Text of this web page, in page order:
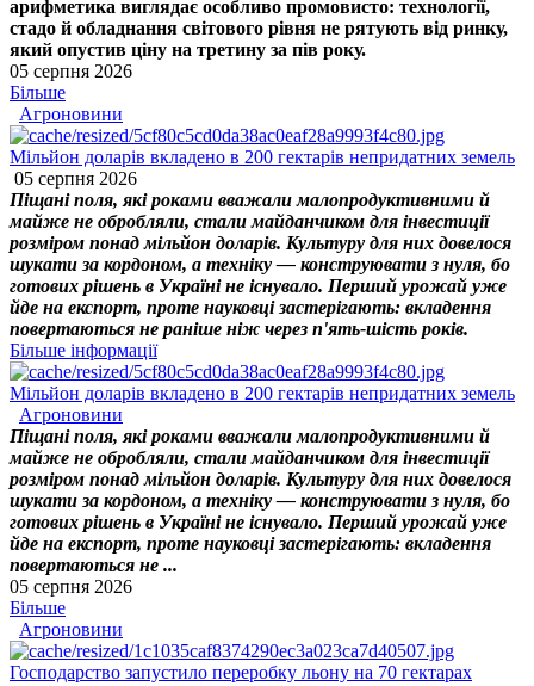
арифметика виглядає особливо промовисто: технології,
стадо й обладнання світового рівня не рятують від ринку,
який опустив ціну на третину за пів року.
05 серпня 2026
Більше
Агроновини
Мільйон доларів вкладено в 200 гектарів непридатних земель
05 серпня 2026
Піщані поля, які роками вважали малопродуктивними й
майже не обробляли, стали майданчиком для інвестиції
розміром понад мільйон доларів. Культуру для них довелося
шукати за кордоном, а техніку — конструювати з нуля, бо
готових рішень в Україні не існувало. Перший урожай уже
йде на експорт, проте науковці застерігають: вкладення
повертаються не раніше ніж через п'ять-шість років.
Більше інформації
Мільйон доларів вкладено в 200 гектарів непридатних земель
Агроновини
Піщані поля, які роками вважали малопродуктивними й
майже не обробляли, стали майданчиком для інвестиції
розміром понад мільйон доларів. Культуру для них довелося
шукати за кордоном, а техніку — конструювати з нуля, бо
готових рішень в Україні не існувало. Перший урожай уже
йде на експорт, проте науковці застерігають: вкладення
повертаються не ...
05 серпня 2026
Більше
Агроновини
Господарство запустило переробку льону на 70 гектарах